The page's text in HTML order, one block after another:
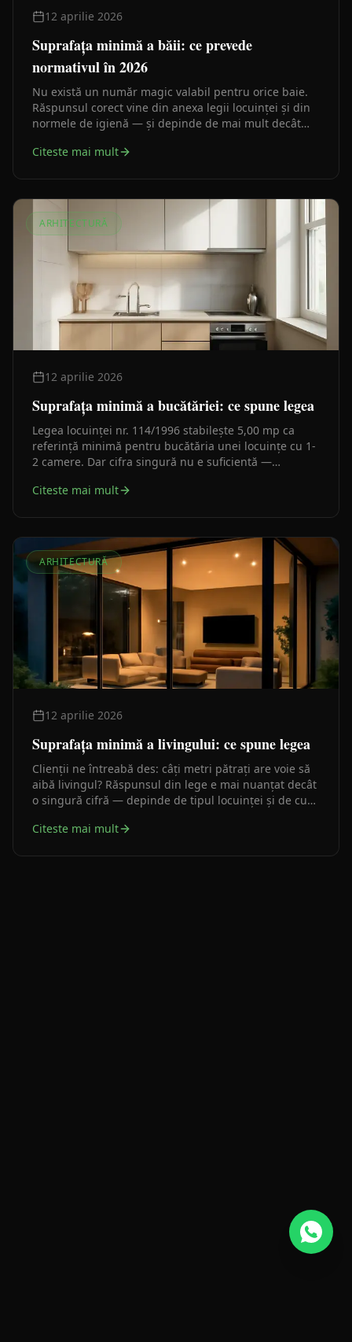
12 aprilie 2026
Suprafața minimă a băii: ce prevede
normativul în 2026
Nu există un număr magic valabil pentru orice baie.
Răspunsul corect vine din anexa legii locuinței și din
normele de igienă — și depinde de mai mult decât
Citeste mai mult
ARHITECTURĂ
12 aprilie 2026
Suprafața minimă a bucătăriei: ce spune legea
Legea locuinței nr. 114/1996 stabilește 5,00 mp ca
referință minimă pentru bucătăria unei locuințe cu 1-
2 camere. Dar cifra singură nu e suficientă —
de mult.
Citeste mai mult
ARHITECTURĂ
12 aprilie 2026
Suprafața minimă a livingului: ce spune legea
Clienții ne întreabă des: câți metri pătrați are voie să
aibă livingul? Răspunsul din lege e mai nuanțat decât
o singură cifră — depinde de tipul locuinței și de cum
apartamentului.
Citeste mai mult